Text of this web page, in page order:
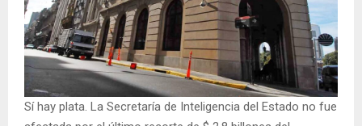
Sí hay plata. La Secretaría de Inteligencia del Estado no fue